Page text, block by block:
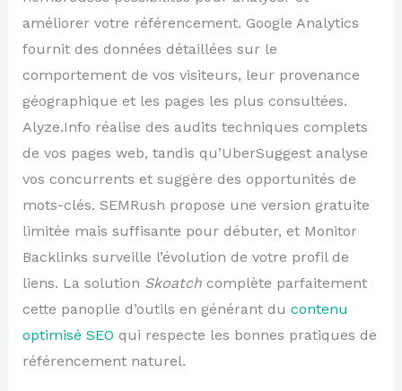
améliorer votre référencement. Google Analytics
fournit des données détaillées sur le
comportement de vos visiteurs, leur provenance
géographique et les pages les plus consultées.
Alyze.Info réalise des audits techniques complets
de vos pages web, tandis qu’UberSuggest analyse
vos concurrents et suggère des opportunités de
mots-clés. SEMRush propose une version gratuite
limitée mais suffisante pour débuter, et Monitor
Backlinks surveille l’évolution de votre profil de
liens. La solution Skoatchcomplète parfaitement
cette panoplie d’outils en générant du contenu
optimisé SEO qui respecte les bonnes pratiques de
référencement naturel.